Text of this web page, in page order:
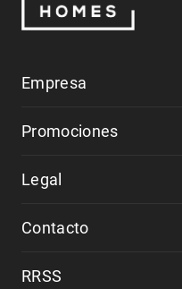
Empresa
Promociones
Legal
Contacto
RRSS